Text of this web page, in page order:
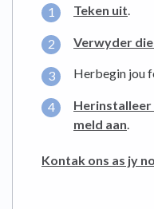
Teken uit.
Verwyder
Herbegin jou
meld aan.
Kontak ons ​​as jy